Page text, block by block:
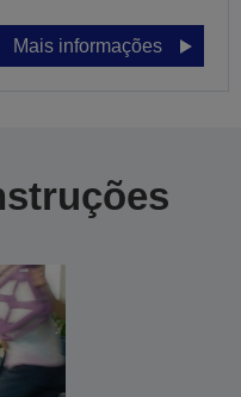
Mais informações